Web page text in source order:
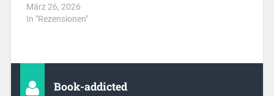
März 26, 2026
In "Rezensionen"
Book-addicted